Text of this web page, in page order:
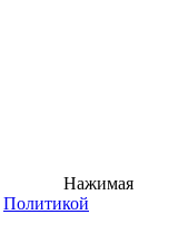
Нажимая
Политикой